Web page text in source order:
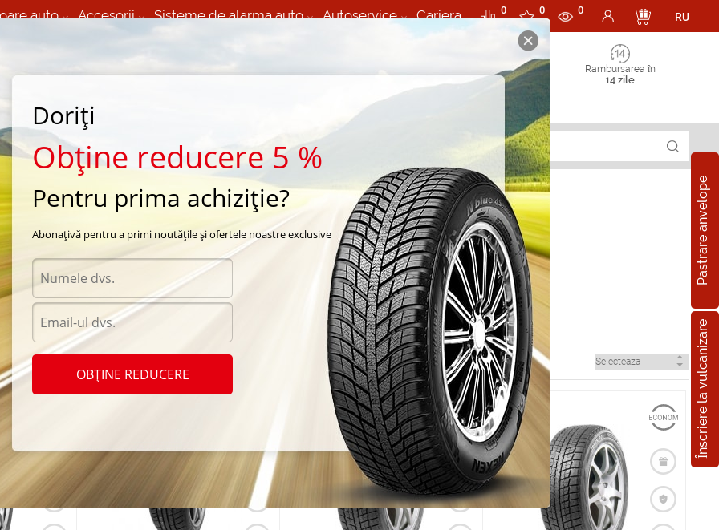
auto Accesorii Sisteme de alarma auto Autoservice Cariera 0 0 0
RU
regiunile
(L-V) 9:00 - 19:00
Rambursarea în
14 zile
Pastrare anvelope
Înscriere la vulcanizare
LingLong in
Doriți
Obține reducere 5 %
Pentru prima achiziție?
Abonațivă pentru a primi noutățile și ofertele noastre exclusive
OBȚINE REDUCERE